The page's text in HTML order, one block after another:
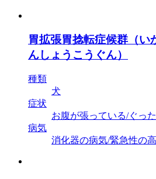
胃拡張胃捻転症候群（い
んしょうこうぐん）
種類
犬
症状
お腹が張っている/ぐっ
病気
消化器の病気/緊急性の